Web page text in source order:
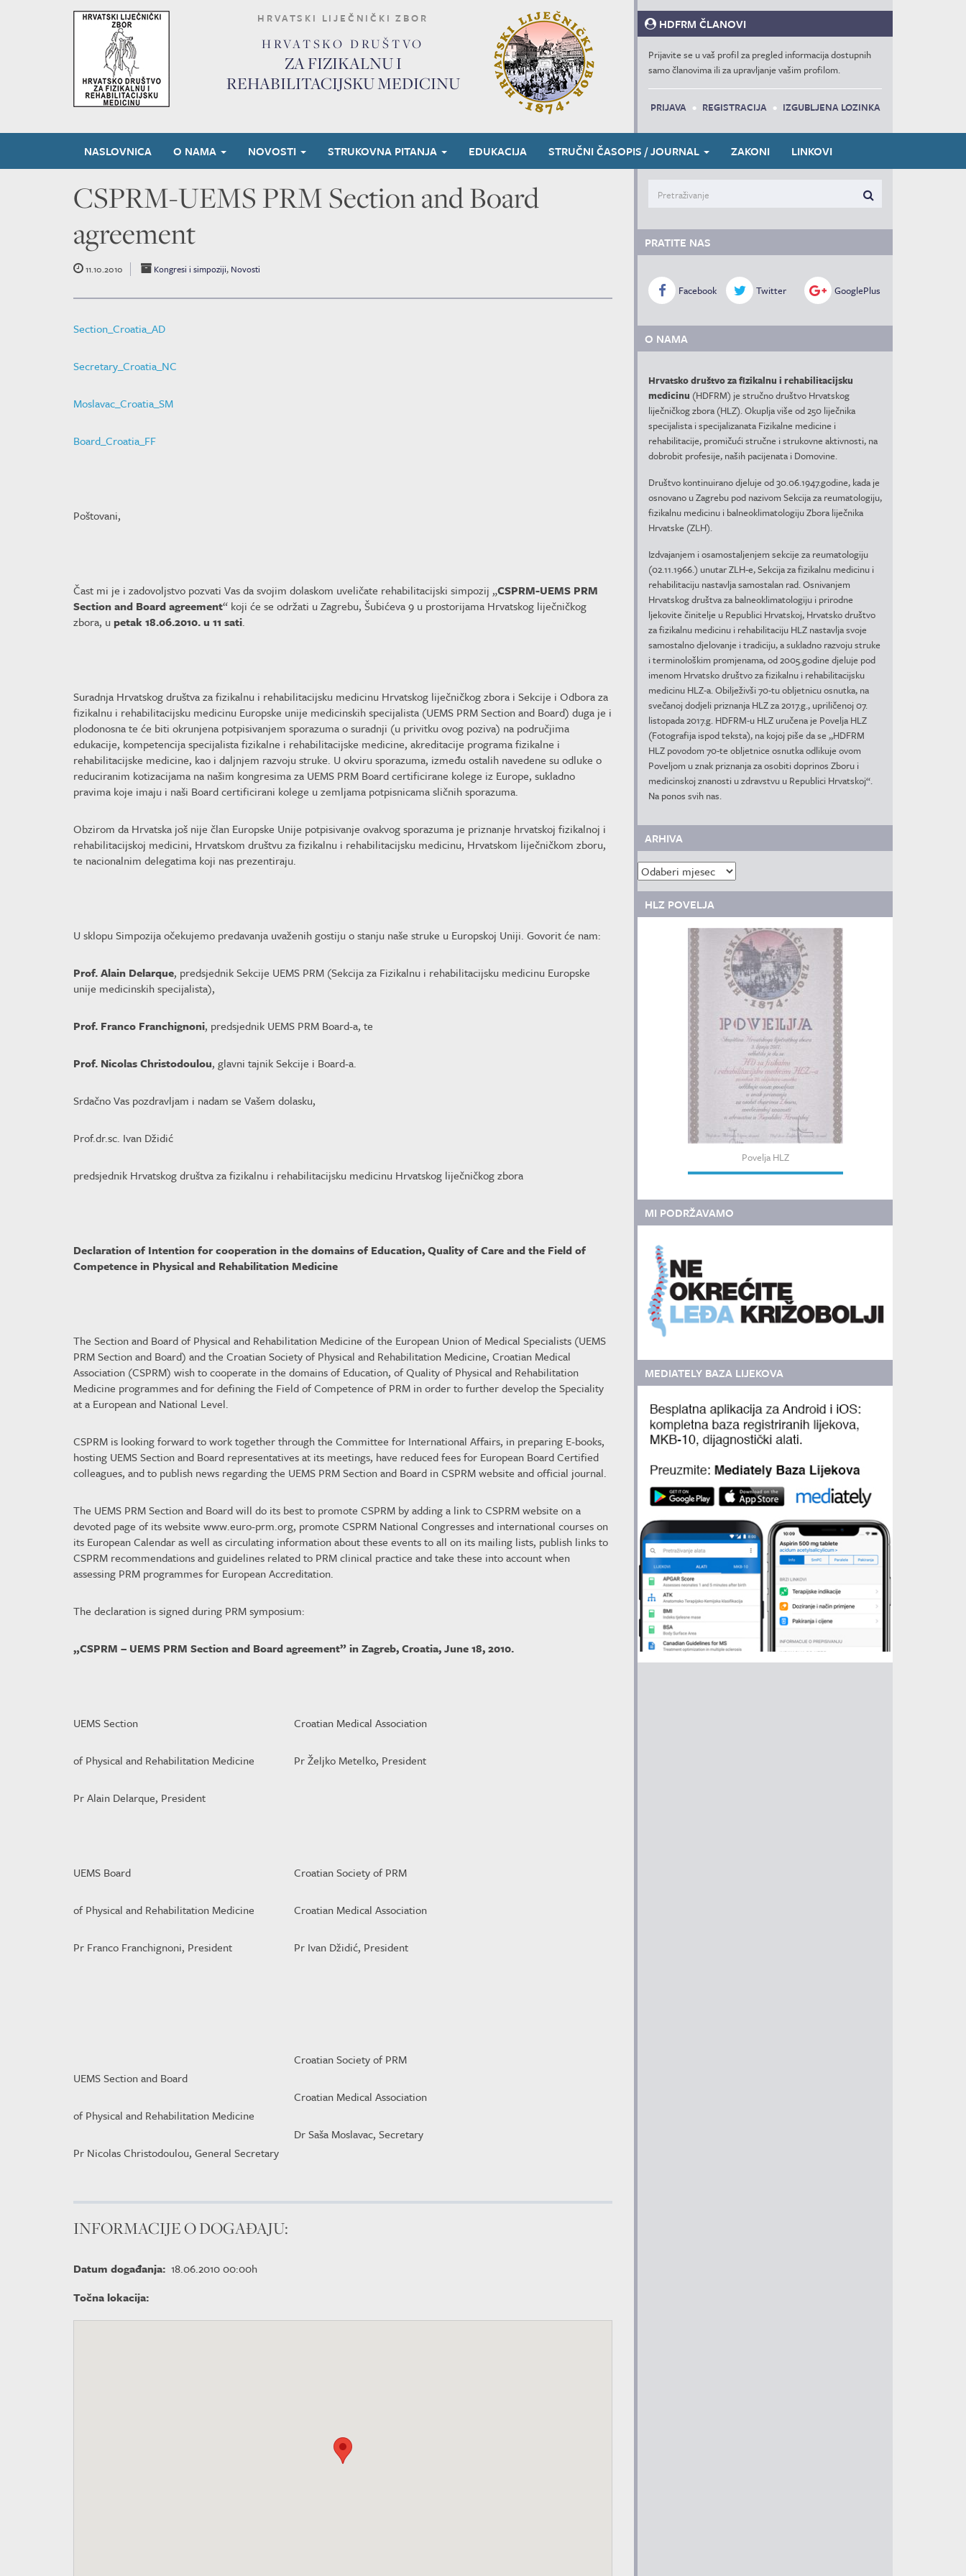
HRVATSKI LIJEČNIČKI ZBOR
HRVATSKO DRUŠTVO
ZA FIZIKALNU I
REHABILITACIJSKU MEDICINU
HDFRM ČLANOVI
Prijavite se u vaš profil za pregled informacija dostupnih
samo članovima ili za upravljanje vašim profilom.
PRIJAVA • REGISTRACIJA • IZGUBLJENA LOZINKA
NASLOVNICA O NAMA NOVOSTI STRUKOVNA PITANJA EDUKACIJA STRUČNI ČASOPIS / JOURNAL ZAKONI LINKOVI
CSPRM-UEMS PRM Section and Board
agreement
11.10.2010 Kongresi i simpoziji, Novosti
Section_Croatia_AD
Secretary_Croatia_NC
Moslavac_Croatia_SM
Board_Croatia_FF
Poštovani,
Čast mi je i zadovoljstvo pozvati Vas da svojim dolaskom uveličate rehabilitacijski simpozij „CSPRM-UEMS PRM
Section and Board agreement“ koji će se održati u Zagrebu, Šubićeva 9 u prostorijama Hrvatskog liječničkog
zbora, u petak 18.06.2010. u 11 sati.
Suradnja Hrvatskog društva za fizikalnu i rehabilitacijsku medicinu Hrvatskog liječničkog zbora i Sekcije i Odbora za
fizikalnu i rehabilitacijsku medicinu Europske unije medicinskih specijalista (UEMS PRM Section and Board) duga je i
plodonosna te će biti okrunjena potpisivanjem sporazuma o suradnji (u privitku ovog poziva) na područjima
edukacije, kompetencija specijalista fizikalne i rehabilitacijske medicine, akreditacije programa fizikalne i
rehabilitacijske medicine, kao i daljnjem razvoju struke. U okviru sporazuma, između ostalih navedene su odluke o
reduciranim kotizacijama na našim kongresima za UEMS PRM Board certificirane kolege iz Europe, sukladno
pravima koje imaju i naši Board certificirani kolege u zemljama potpisnicama sličnih sporazuma.
Obzirom da Hrvatska još nije član Europske Unije potpisivanje ovakvog sporazuma je priznanje hrvatskoj fizikalnoj i
rehabilitacijskoj medicini, Hrvatskom društvu za fizikalnu i rehabilitacijsku medicinu, Hrvatskom liječničkom zboru,
te nacionalnim delegatima koji nas prezentiraju.
U sklopu Simpozija očekujemo predavanja uvaženih gostiju o stanju naše struke u Europskoj Uniji. Govorit će nam:
Prof. Alain Delarque, predsjednik Sekcije UEMS PRM (Sekcija za Fizikalnu i rehabilitacijsku medicinu Europske
unije medicinskih specijalista),
Prof. Franco Franchignoni, predsjednik UEMS PRM Board-a, te
Prof. Nicolas Christodoulou, glavni tajnik Sekcije i Board-a.
Srdačno Vas pozdravljam i nadam se Vašem dolasku,
Prof.dr.sc. Ivan Džidić
predsjednik Hrvatskog društva za fizikalnu i rehabilitacijsku medicinu Hrvatskog liječničkog zbora
Declaration of Intention for cooperation in the domains of Education, Quality of Care and the Field of
Competence in Physical and Rehabilitation Medicine
The Section and Board of Physical and Rehabilitation Medicine of the European Union of Medical Specialists (UEMS
PRM Section and Board) and the Croatian Society of Physical and Rehabilitation Medicine, Croatian Medical
Association (CSPRM) wish to cooperate in the domains of Education, of Quality of Physical and Rehabilitation
Medicine programmes and for defining the Field of Competence of PRM in order to further develop the Speciality
at a European and National Level.
CSPRM is looking forward to work together through the Committee for International Affairs, in preparing E-books,
hosting UEMS Section and Board representatives at its meetings, have reduced fees for European Board Certified
colleagues, and to publish news regarding the UEMS PRM Section and Board in CSPRM website and official journal.
The UEMS PRM Section and Board will do its best to promote CSPRM by adding a link to CSPRM website on a
devoted page of its website www.euro-prm.org, promote CSPRM National Congresses and international courses on
its European Calendar as well as circulating information about these events to all on its mailing lists, publish links to
CSPRM recommendations and guidelines related to PRM clinical practice and take these into account when
assessing PRM programmes for European Accreditation.
The declaration is signed during PRM symposium:
„CSPRM – UEMS PRM Section and Board agreement” in Zagreb, Croatia, June 18, 2010.
UEMS Section
of Physical and Rehabilitation Medicine
Pr Alain Delarque, President
Croatian Medical Association
Pr Željko Metelko, President
UEMS Board
of Physical and Rehabilitation Medicine
Pr Franco Franchignoni, President
Croatian Society of PRM
Croatian Medical Association
Pr Ivan Džidić, President
UEMS Section and Board
of Physical and Rehabilitation Medicine
Pr Nicolas Christodoulou, General Secretary
Croatian Society of PRM
Croatian Medical Association
Dr Saša Moslavac, Secretary
INFORMACIJE O DOGAĐAJU:
Datum događanja: 18.06.2010 00:00h
Točna lokacija:
PRATITE NAS
Facebook Twitter GooglePlus
O NAMA
Hrvatsko društvo za fizikalnu i rehabilitacijsku
medicinu (HDFRM) je stručno društvo Hrvatskog
liječničkog zbora (HLZ). Okuplja više od 250 liječnika
specijalista i specijalizanata Fizikalne medicine i
rehabilitacije, promičući stručne i strukovne aktivnosti, na
dobrobit profesije, naših pacijenata i Domovine.
Društvo kontinuirano djeluje od 30.06.1947.godine, kada je
osnovano u Zagrebu pod nazivom Sekcija za reumatologiju,
fizikalnu medicinu i balneoklimatologiju Zbora liječnika
Hrvatske (ZLH).
Izdvajanjem i osamostaljenjem sekcije za reumatologiju
(02.11.1966.) unutar ZLH-e, Sekcija za fizikalnu medicinu i
rehabilitaciju nastavlja samostalan rad. Osnivanjem
Hrvatskog društva za balneoklimatologiju i prirodne
ljekovite činitelje u Republici Hrvatskoj, Hrvatsko društvo
za fizikalnu medicinu i rehabilitaciju HLZ nastavlja svoje
samostalno djelovanje i tradiciju, a sukladno razvoju struke
i terminološkim promjenama, od 2005.godine djeluje pod
imenom Hrvatsko društvo za fizikalnu i rehabilitacijsku
medicinu HLZ-a. Obilježivši 70-tu obljetnicu osnutka, na
svečanoj dodjeli priznanja HLZ za 2017.g., upriličenoj 07.
listopada 2017.g. HDFRM-u HLZ uručena je Povelja HLZ
(Fotografija ispod teksta), na kojoj piše da se „HDFRM
HLZ povodom 70-te obljetnice osnutka odlikuje ovom
Poveljom u znak priznanja za osobiti doprinos Zboru i
medicinskoj znanosti u zdravstvu u Republici Hrvatskoj“.
Na ponos svih nas.
ARHIVA
Arhiva
HLZ POVELJA
Povelja HLZ
MI PODRŽAVAMO
MEDIATELY BAZA LIJEKOVA